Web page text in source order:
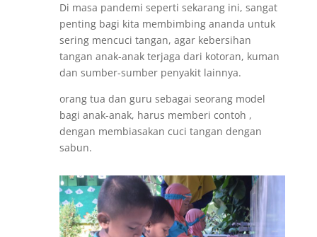
Di masa pandemi seperti sekarang ini, sangat
penting bagi kita membimbing ananda untuk
sering mencuci tangan, agar kebersihan
tangan anak-anak terjaga dari kotoran, kuman
dan sumber-sumber penyakit lainnya.
orang tua dan guru sebagai seorang model
bagi anak-anak, harus memberi contoh ,
dengan membiasakan cuci tangan dengan
sabun.